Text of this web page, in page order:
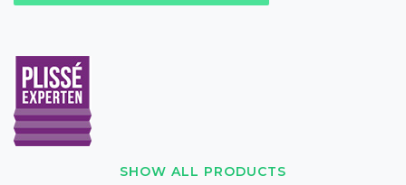
SHOW ALL PRODUCTS